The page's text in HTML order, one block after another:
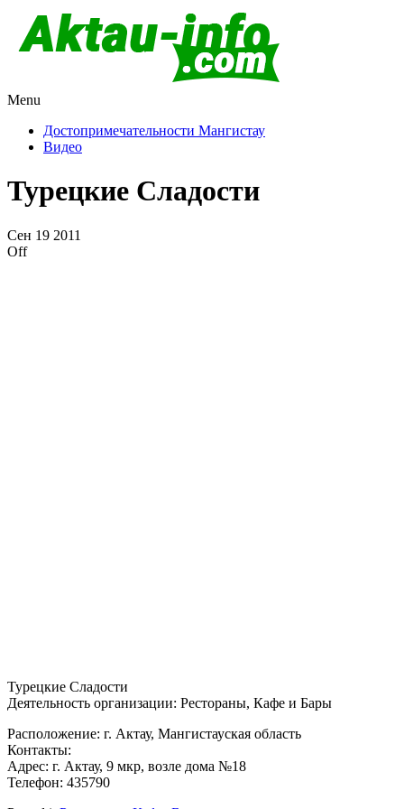
Казахстан
Menu
Достопримечательности Мангистау
Видео
Турецкие Сладости
Сен 19 2011
Off
Турецкие Сладости
Деятельность организации: Рестораны, Кафе и Бары
Расположение: г. Актау, Мангистауская область
Контакты:
Адрес: г. Актау, 9 мкр, возле дома №18
Телефон: 435790